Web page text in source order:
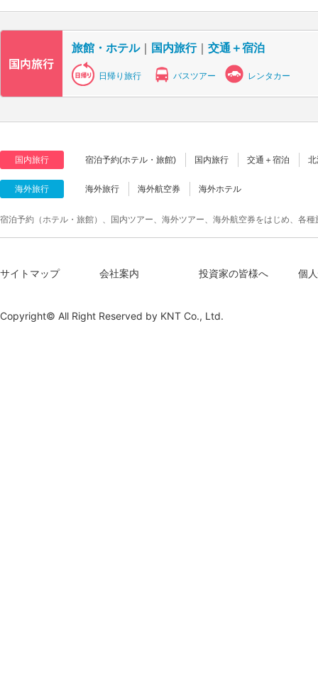
旅館・ホテル｜ 国内旅行｜ 交通＋宿泊
日帰り旅行 バスツアー レンタカー
国内旅行 宿泊予約(ホテル・旅館) 国内旅行 交通＋宿泊
海外旅行 海外旅行 海外航空券 海外ホテル
宿泊予約（ホテル・旅館）、国内ツアー、海外ツアー、海外航空券をはじめ、各
サイトマップ 会社案内 投資家の皆様へ 個
Copyright© All Right Reserved by KNT Co., Ltd.